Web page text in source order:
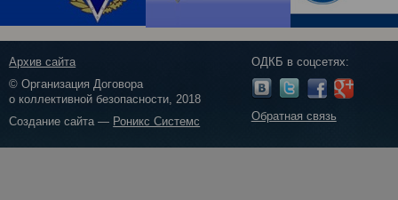
Архив сайта
© Организация Договора
о коллективной безопасности, 2018
Создание сайта — Роникс Системс
ОДКБ в соцсетях:
Обратная связь